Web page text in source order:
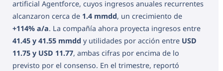
artificial Agentforce, cuyos ingresos anuales recurrentes
alcanzaron cerca de 1.4 mmdd, un crecimiento de
+114% a/a. La compañía ahora proyecta ingresos entre
41.45 y 41.55 mmdd y utilidades por acción entre USD
11.75 y USD 11.77, ambas cifras por encima de lo
previsto por el consenso. En el trimestre, reportó